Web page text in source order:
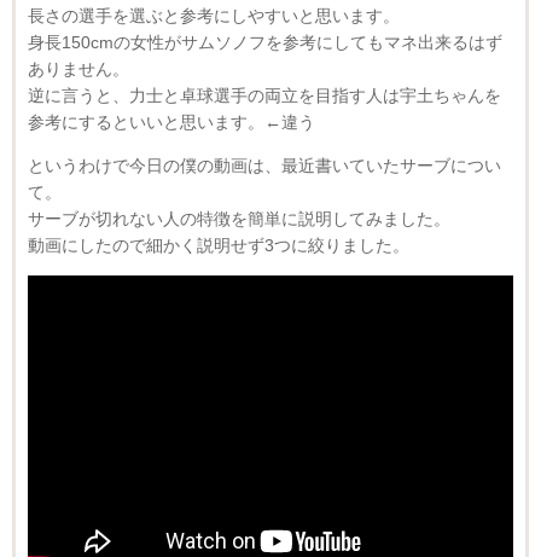
長さの選手を選ぶと参考にしやすいと思います。
身長150cmの女性がサムソノフを参考にしてもマネ出来るはず
ありません。
逆に言うと、力士と卓球選手の両立を目指す人は宇土ちゃんを
参考にするといいと思います。←違う
というわけで今日の僕の動画は、最近書いていたサーブについ
て。
サーブが切れない人の特徴を簡単に説明してみました。
動画にしたので細かく説明せず3つに絞りました。